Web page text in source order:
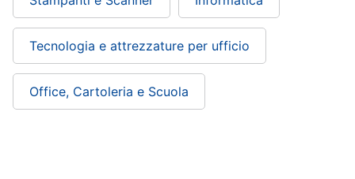
Tecnologia e attrezzature per ufficio
Office, Cartoleria e Scuola